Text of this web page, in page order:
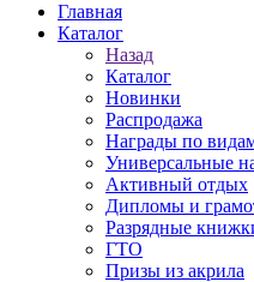
Главная
Каталог
Назад
Каталог
Новинки
Распродажа
Награды по
Универсальные
Активный отдых
Дипломы и
Разрядные
ГТО
Призы из акрила